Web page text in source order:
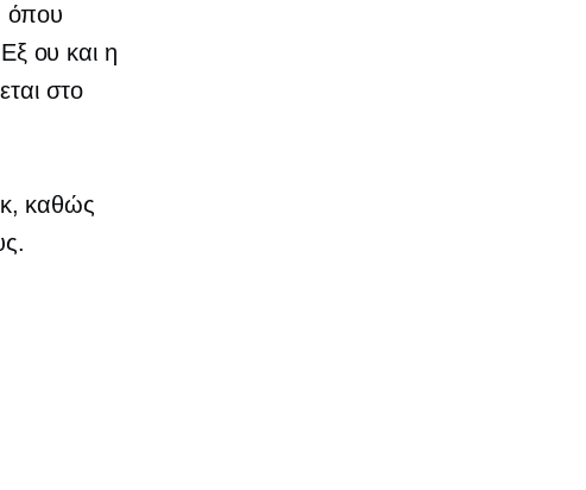
όπου
ου και η
στο
καθώς